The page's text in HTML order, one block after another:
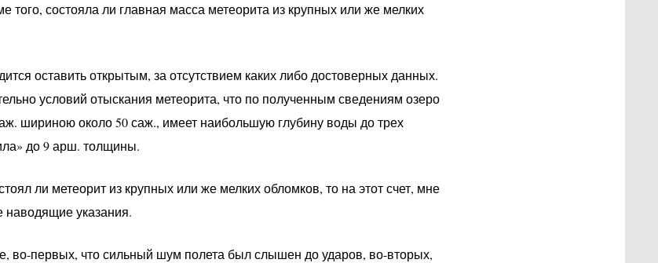
того, состояла ли главная масса метеорита из крупных или же мелких
оставить открытым, за отсутствием каких либо достоверных данных.
условий отыскания метеорита, что по полученным сведениям озеро
шириною около 50 саж., имеет наибольшую глубину воды до трех
до 9 арш. толщины.
ли метеорит из крупных или же мелких обломков, то на этот счет, мне
наводящие указания.
во-первых, что сильный шум полета был слышен до ударов, во-вторых,